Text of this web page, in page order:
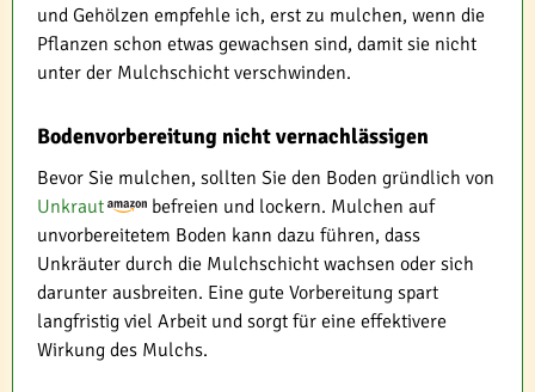
und Gehölzen empfehle ich, erst zu mulchen, wenn die
Pflanzen schon etwas gewachsen sind, damit sie nicht
unter der Mulchschicht verschwinden.
Bodenvorbereitung nicht vernachlässigen
Bevor Sie mulchen, sollten Sie den Boden gründlich von
Unkraut
befreien und lockern. Mulchen auf
unvorbereitetem Boden kann dazu führen, dass
Unkräuter durch die Mulchschicht wachsen oder sich
darunter ausbreiten. Eine gute Vorbereitung spart
langfristig viel Arbeit und sorgt für eine effektivere
Wirkung des Mulchs.